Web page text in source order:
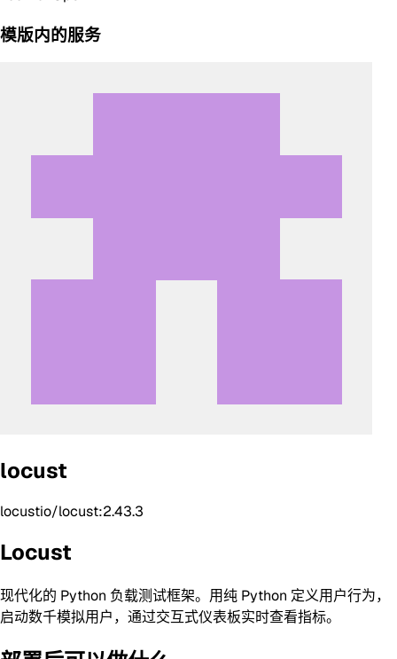
模版内的服务
locust
locustio/locust:2.43.3
Locust
现代化的 Python 负载测试框架。用纯 Python 定义用户行为，
启动数千模拟用户，通过交互式仪表板实时查看指标。